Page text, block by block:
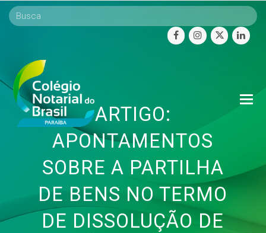
facebookinstagram
twitter
ARTIGO:
APONTAMENTOS
SOBRE A PARTILHA
DE BENS NO TERMO
DE DISSOLUÇÃO DE